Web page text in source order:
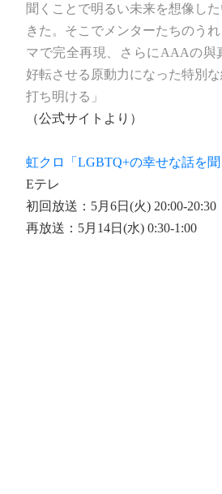
聞くことで明るい未来を想像し
きた。そこでメンターたちのう
マで完全再現、さらにAAAの與
好転させる原動力になった特別
打ち明ける」
（公式サイトより）
虹クロ「LGBTQ+の幸せな話を聞
Eテレ
初回放送：5月6日(火) 20:00-20:30
再放送：5月14日(水) 0:30-1:00